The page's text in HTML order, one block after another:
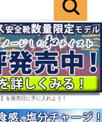
を発売日に手に入れよう！